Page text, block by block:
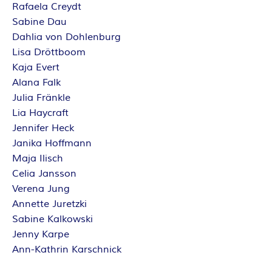
Rafaela Creydt
Sabine Dau
Dahlia von Dohlenburg
Lisa Dröttboom
Kaja Evert
Alana Falk
Julia Fränkle
Lia Haycraft
Jennifer Heck
Janika Hoffmann
Maja Ilisch
Celia Jansson
Verena Jung
Annette Juretzki
Sabine Kalkowski
Jenny Karpe
Ann-Kathrin Karschnick